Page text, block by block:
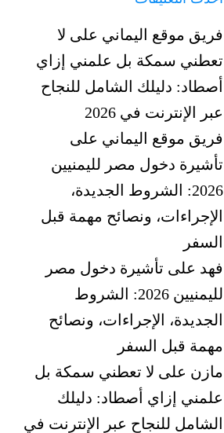
فريق موقع اليماني على لا
تعطني سمكة بل علمني إزاي
أصطاد: دليلك الشامل للنجاح
عبر الإنترنت في 2026
فريق موقع اليماني على
تأشيرة دخول مصر لليمنيين
2026: الشروط الجديدة،
الإجراءات، ونصائح مهمة قبل
السفر
فهد على تأشيرة دخول مصر
لليمنيين 2026: الشروط
الجديدة، الإجراءات، ونصائح
مهمة قبل السفر
مازن على لا تعطني سمكة بل
علمني إزاي أصطاد: دليلك
الشامل للنجاح عبر الإنترنت في